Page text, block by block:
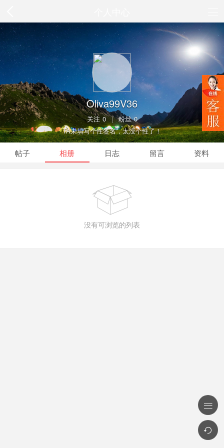
Oliva99V36
关注 0 | 粉丝 0
TA未填写个性签名，太没个性了！
帖子 相册 日志 留言 资料

没有可浏览的列表

